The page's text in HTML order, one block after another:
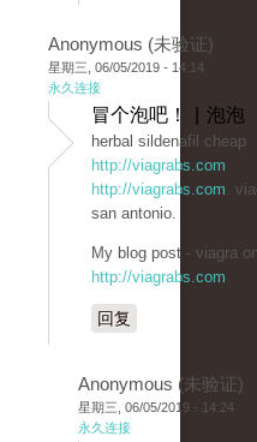
Anonymous (未验证)
星期三, 06/05/2019 - 14:14
永久连接
冒个泡吧！ | 泡泡
herbal sildenafil cheap
http://viagrabs.com
http://viagrabs.com.
san antonio.
My blog post - viagra
http://viagrabs.com
回复
Anonymous (未验证)
星期三, 06/05/2019 - 14:24
永久连接